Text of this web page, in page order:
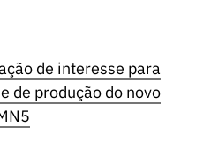
de interesse para
de produção do novo